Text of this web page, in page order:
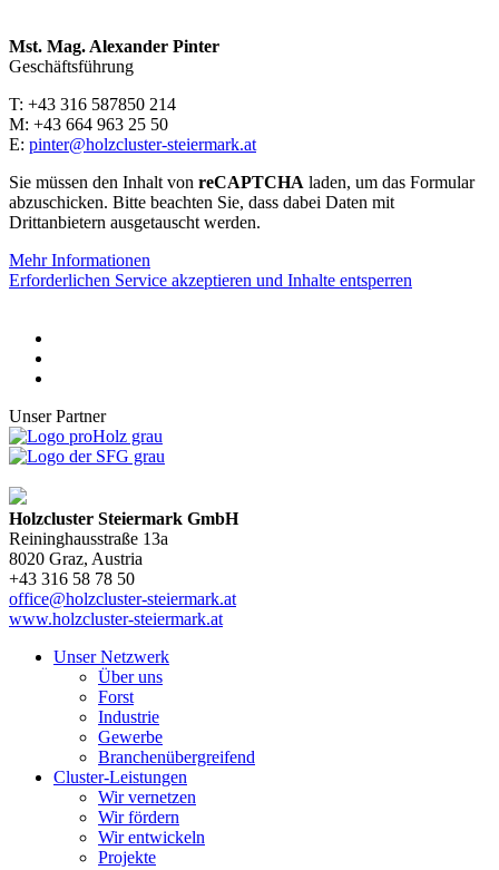
Mst. Mag. Alexander Pinter
Geschäftsführung
T: +43 316 587850 214
M: +43 664 963 25 50
E: pinter@holzcluster-steiermark.at
Sie müssen den Inhalt von reCAPTCHA laden, um das Formular
abzuschicken. Bitte beachten Sie, dass dabei Daten mit
Drittanbietern ausgetauscht werden.
Mehr Informationen
Erforderlichen Service akzeptieren und Inhalte entsperren
Unser Partner
Holzcluster Steiermark GmbH
Reininghausstraße 13a
8020 Graz, Austria
+43 316 58 78 50
office@holzcluster-steiermark.at
www.holzcluster-steiermark.at
Unser Netzwerk
Über uns
Forst
Industrie
Gewerbe
Branchenübergreifend
Cluster-Leistungen
Wir vernetzen
Wir fördern
Wir entwickeln
Projekte